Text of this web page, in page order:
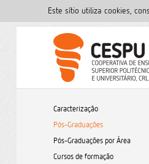
Este sítio utiliza cookies,
Caracterização
Pós-Graduações
Pós-Graduações por Área
Cursos de formação